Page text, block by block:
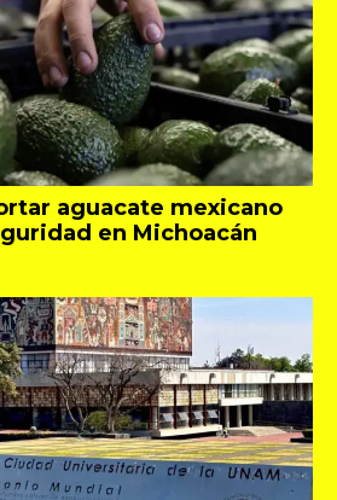
aguacate mexicano
en Michoacán